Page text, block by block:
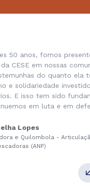
50 anos, fomos
CESE em nossas
do quanto ela
e solidariedade
E isso tem sido
em luta e em
Lopes
e Quilombola -
(ANP)